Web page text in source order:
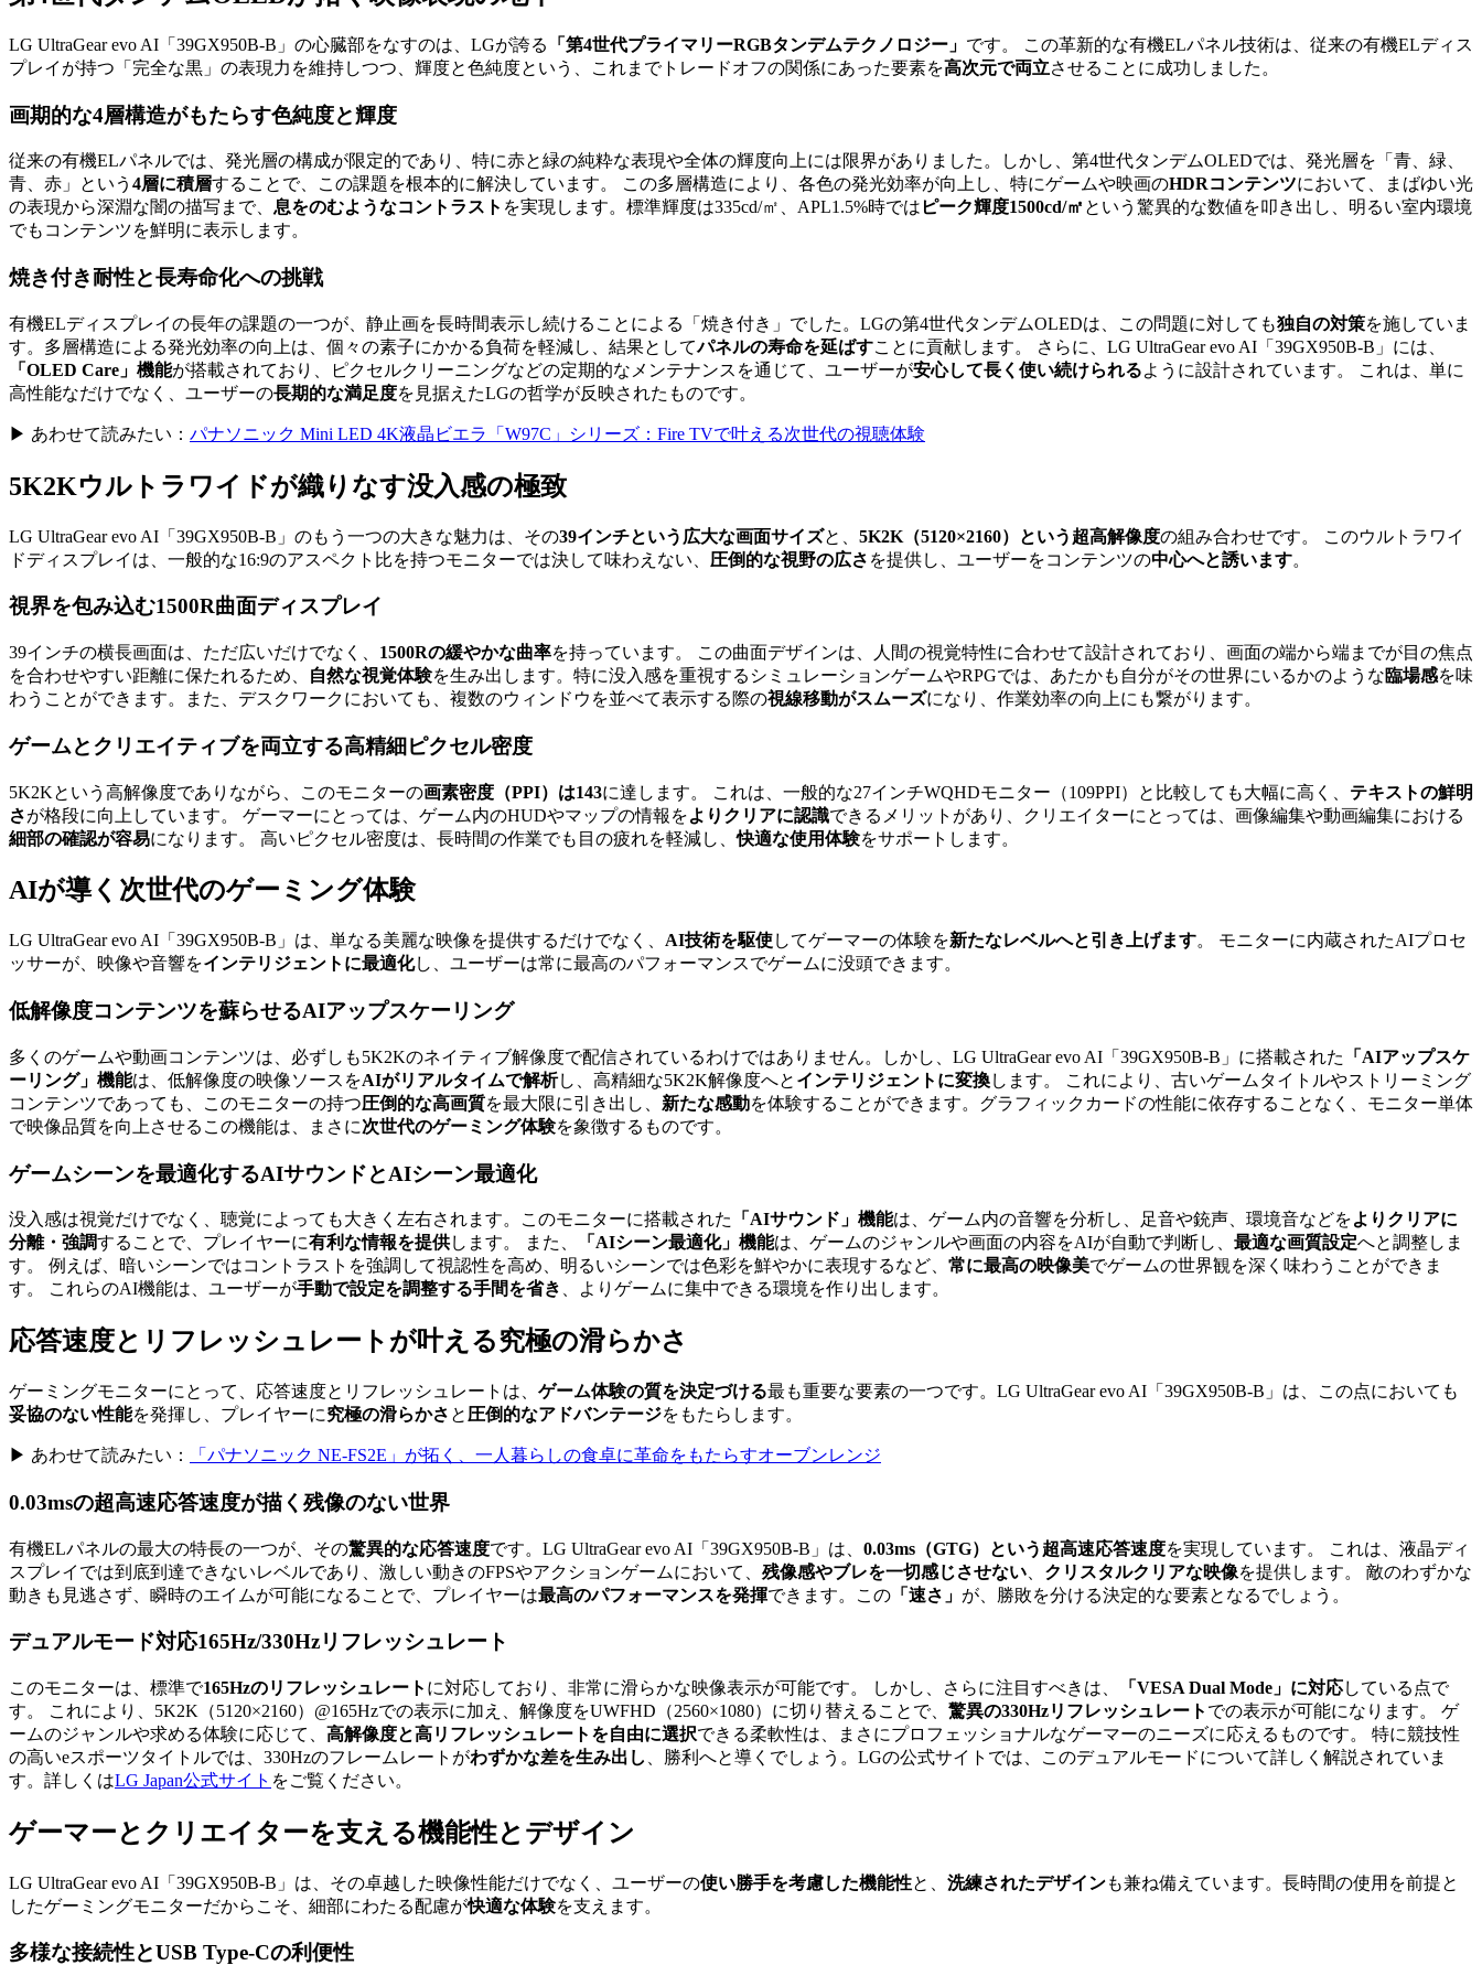
LG UltraGear evo AI「39GX950B-B」の心臓部をなすのは、LGが誇る 「第4世代プライマリーRGBタンデムテクノロジー」 です。 この革新的な有機ELパネル技術は、従来の有機ELディス
プレイが持つ「完全な黒」の表現力を維持しつつ、輝度と色純度という、これまでトレードオフの関係にあった要素を高次元で両立させることに成功しました。
画期的な4層構造がもたらす色純度と輝度
従来の有機ELパネルでは、発光層の構成が限定的であり、特に赤と緑の純粋な表現や全体の輝度向上には限界がありました。しかし、第4世代タンデムOLEDでは、発光層を「青、緑、
青、赤」という 4層に積層することで、この課題を根本的に解決しています。 この多層構造により、各色の発光効率が向上し、特にゲームや映画のHDRコンテンツにおいて、まばゆい光
の表現から深淵な闇の描写まで、 息をのむようなコントラスト を実現します。標準輝度は335cd/㎡、APL1.5%時では ピーク輝度1500cd/㎡ という驚異的な数値を叩き出し、明るい室内環境
でもコンテンツを鮮明に表示します。
焼き付き耐性と長寿命化への挑戦
有機ELディスプレイの長年の課題の一つが、静止画を長時間表示し続けることによる「焼き付き」でした。LGの第4世代タンデムOLEDは、この問題に対しても独自の対策を施していま
す。多層構造による発光効率の向上は、個々の素子にかかる負荷を軽減し、結果としてパネルの寿命を延ばすことに貢献します。 さらに、LG UltraGear evo AI「39GX950B-B」には、
「OLED Care」機能が搭載されており、ピクセルクリーニングなどの定期的なメンテナンスを通じて、ユーザーが安心して長く使い続けられるように設計されています。 これは、単に
高性能なだけでなく、ユーザーの長期的な満足度を見据えたLGの哲学が反映されたものです。
▶ あわせて読みたい： パナソニック Mini LED 4K液晶ビエラ「W97C」シリーズ：Fire TVで叶える次世代の視聴体験
5K2Kウルトラワイドが織りなす没入感の極致
LG UltraGear evo AI「39GX950B-B」のもう一つの大きな魅力は、その39インチという広大な画面サイズと、 5K2K（5120×2160）という超高解像度の組み合わせです。 このウルトラワイ
ドディスプレイは、一般的な16:9のアスペクト比を持つモニターでは決して味わえない、 圧倒的な視野の広さ を提供し、ユーザーをコンテンツの中心へと誘います。
視界を包み込む1500R曲面ディスプレイ
39インチの横長画面は、ただ広いだけでなく、 1500Rの緩やかな曲率を持っています。 この曲面デザインは、人間の視覚特性に合わせて設計されており、画面の端から端までが目の焦点
を合わせやすい距離に保たれるため、
自然な視覚体験を生み出します。特に没入感を重視するシミュレーションゲームやRPGでは、あたかも自分がその世界にいるかのような臨場感を味
わうことができます。また、デスクワークにおいても、複数のウィンドウを並べて表示する際の視線移動がスムーズになり、作業効率の向上にも繋がります。
ゲームとクリエイティブを両立する高精細ピクセル密度
5K2Kという高解像度でありながら、このモニターの画素密度（PPI）は143に達します。 これは、一般的な27インチWQHDモニター（109PPI）と比較しても大幅に高く、 テキストの鮮明
さが格段に向上しています。 ゲーマーにとっては、ゲーム内のHUDやマップの情報をよりクリアに認識できるメリットがあり、クリエイターにとっては、画像編集や動画編集における
細部の確認が容易になります。 高いピクセル密度は、長時間の作業でも目の疲れを軽減し、快適な使用体験をサポートします。
AIが導く次世代のゲーミング体験
LG UltraGear evo AI「39GX950B-B」は、単なる美麗な映像を提供するだけでなく、 AI技術を駆使してゲーマーの体験を新たなレベルへと引き上げます。 モニターに内蔵されたAIプロセ
ッサーが、映像や音響をインテリジェントに最適化し、ユーザーは常に最高のパフォーマンスでゲームに没頭できます。
低解像度コンテンツを蘇らせるAIアップスケーリング
多くのゲームや動画コンテンツは、必ずしも5K2Kのネイティブ解像度で配信されているわけではありません。しかし、LG UltraGear evo AI「39GX950B-B」に搭載された
「AIアップスケ
ーリング」機能は、低解像度の映像ソースをAIがリアルタイムで解析し、高精細な5K2K解像度へと インテリジェントに変換します。 これにより、古いゲームタイトルやストリーミング
コンテンツであっても、このモニターの持つ圧倒的な高画質を最大限に引き出し、 新たな感動を体験することができます。グラフィックカードの性能に依存することなく、モニター単体
で映像品質を向上させるこの機能は、まさに次世代のゲーミング体験を象徴するものです。
ゲームシーンを最適化するAIサウンドとAIシーン最適化
没入感は視覚だけでなく、聴覚によっても大きく左右されます。このモニターに搭載された 「AIサウンド」機能は、ゲーム内の音響を分析し、足音や銃声、環境音などをよりクリアに
分離・強調することで、プレイヤーに有利な情報を提供します。 また、 「AIシーン最適化」機能は、ゲームのジャンルや画面の内容をAIが自動で判断し、 最適な画質設定へと調整しま
す。 例えば、暗いシーンではコントラストを強調して視認性を高め、明るいシーンでは色彩を鮮やかに表現するなど、 常に最高の映像美でゲームの世界観を深く味わうことができま
す。 これらのAI機能は、ユーザーが手動で設定を調整する手間を省き 、よりゲームに集中できる環境を作り出します。
応答速度とリフレッシュレートが叶える究極の滑らかさ
ゲーミングモニターにとって、応答速度とリフレッシュレートは、 ゲーム体験の質を決定づける最も重要な要素の一つです。LG UltraGear evo AI「39GX950B-B」は、この点においても
妥協のない性能を発揮し、プレイヤーに究極の滑らかさ と 圧倒的なアドバンテージをもたらします。
▶ あわせて読みたい： 「パナソニック NE-FS2E」が拓く、一人暮らしの食卓に革命をもたらすオーブンレンジ
0.03msの超高速応答速度が描く残像のない世界
有機ELパネルの最大の特長の一つが、その驚異的な応答速度です。LG UltraGear evo AI「39GX950B-B」は、 0.03ms（GTG）という超高速応答速度を実現しています。 これは、液晶ディ
スプレイでは到底到達できないレベルであり、激しい動きのFPSやアクションゲームにおいて、 残像感やブレを一切感じさせない クリスタルクリアな映像を提供します。 敵のわずかな
動きも見逃さず、瞬時のエイムが可能になることで、プレイヤーは最高のパフォーマンスを発揮できます。この 「速さ」 が、勝敗を分ける決定的な要素となるでしょう。
デュアルモード対応165Hz/330Hzリフレッシュレート
このモニターは、標準で165Hzのリフレッシュレート に対応しており、非常に滑らかな映像表示が可能です。 しかし、さらに注目すべきは、 「VESA Dual Mode」に対応している点で
す。 これにより、5K2K（5120×2160）@165Hzでの表示に加え、解像度をUWFHD（2560×1080）に切り替えることで、 驚異の330Hzリフレッシュレート での表示が可能になります。 ゲ
ームのジャンルや求める体験に応じて、 高解像度と高リフレッシュレートを自由に選択できる柔軟性は、まさにプロフェッショナルなゲーマーのニーズに応えるものです。 特に競技性
の高いeスポーツタイトルでは、330Hzのフレームレートがわずかな差を生み出し
、勝利へと導くでしょう。LGの公式サイトでは、このデュアルモードについて詳しく解説されていま
す。詳しくはLG Japan公式サイト をご覧ください。
ゲーマーとクリエイターを支える機能性とデザイン
LG UltraGear evo AI「39GX950B-B」は、その卓越した映像性能だけでなく、ユーザーの使い勝手を考慮した機能性と、 洗練されたデザインも兼ね備えています。長時間の使用を前提と
したゲーミングモニターだからこそ、細部にわたる配慮が快適な体験を支えます。
多様な接続性とUSB Type-Cの利便性